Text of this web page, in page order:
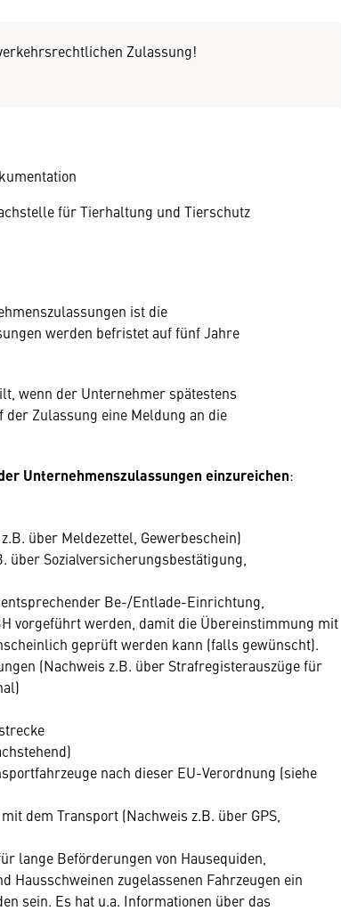
Zulassung!
für Tierhaltung und Tierschutz
ist die
werden befristet auf fünf Jahre
wenn der Unternehmer spätestens
Zulassung eine Meldung an die
Unternehmenszulassungen einzureichen:
über Meldezettel, Gewerbeschein)
über Sozialversicherungsbestätigung,
Be-/Entlade-Einrichtung,
vorgeführt werden, damit die Übereinstimmung mit
geprüft werden kann (falls gewünscht).
(Nachweis z.B. über Strafregisterauszüge für
nach dieser EU-Verordnung (siehe
dem Transport (Nachweis z.B. über GPS,
lange Beförderungen von Hausequiden,
Hausschweinen zugelassenen Fahrzeugen ein
sein. Es hat u.a. Informationen über das